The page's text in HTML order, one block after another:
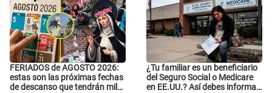
FERIADOS de AGOSTO 2026:
estas son las próximas fechas
de descanso que tendrán miles
¿Tu familiar es un beneficiario
del Seguro Social o Medicare
en EE.UU.? Así debes informar